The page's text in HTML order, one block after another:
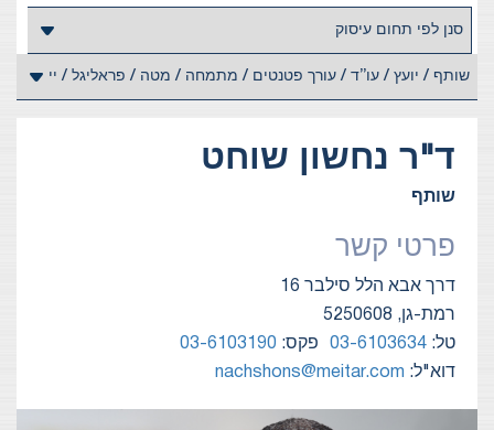
ד"ר נחשון שוחט
שותף
פרטי קשר
דרך אבא הלל סילבר 16
רמת-גן, 5250608
טל: 03-6103634 פקס: 03-6103190
דוא"ל: nachshons@meitar.com